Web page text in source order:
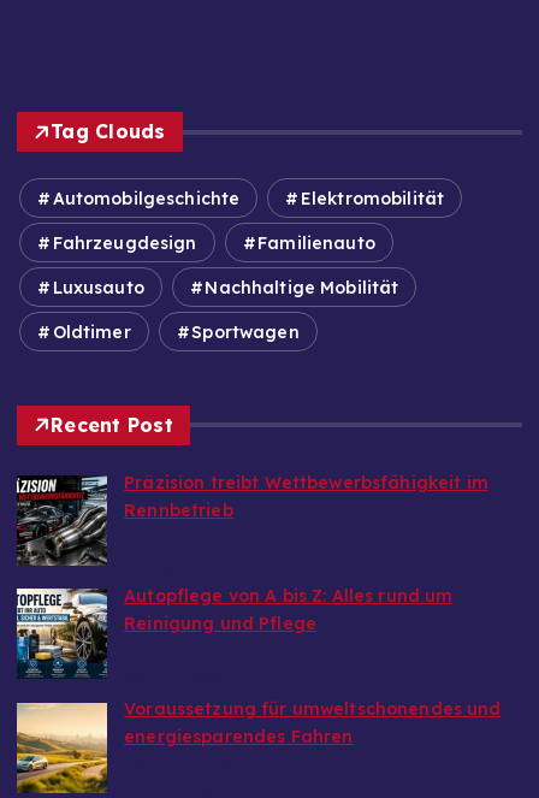
Tag Clouds
Automobilgeschichte Elektromobilität
Fahrzeugdesign Familienauto
Luxusauto Nachhaltige Mobilität
Oldtimer Sportwagen
Recent Post
Präzision treibt Wettbewerbsfähigkeit im
Rennbetrieb
Autopflege von A bis Z: Alles rund um
Reinigung und Pflege
Voraussetzung für umweltschonendes und
energiesparendes Fahren